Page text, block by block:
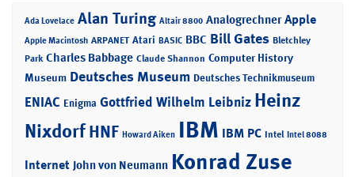
Ada Lovelace Alan Turing Altair 8800 Analogrechner Apple
Apple Macintosh ARPANET Atari BASIC BBC Bill Gates Bletchley
Park Charles Babbage Claude Shannon Computer History
Museum Deutsches Museum Deutsches Technikmuseum
ENIAC Enigma Gottfried Wilhelm Leibniz Heinz
NixdorfHNF Howard Aiken IBM IBM PC Intel Intel 8088
Internet John von Neumann Konrad Zuse